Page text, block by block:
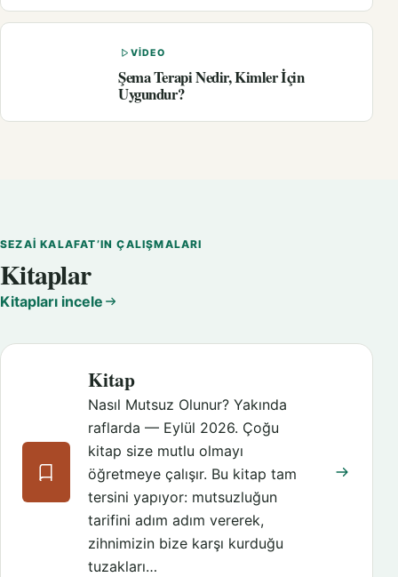
VIDEO
Şema Terapi Nedir, Kimler İçin
Uygundur?
SEZAI KALAFAT’IN ÇALIŞMALARI
Kitaplar
Kitapları incele
Kitap
Nasıl Mutsuz Olunur? Yakında
raflarda — Eylül 2026. Çoğu
kitap size mutlu olmayı
öğretmeye çalışır. Bu kitap tam
tersini yapıyor: mutsuzluğun
tarifini adım adım vererek,
zihnimizin bize karşı kurduğu
tuzakları…